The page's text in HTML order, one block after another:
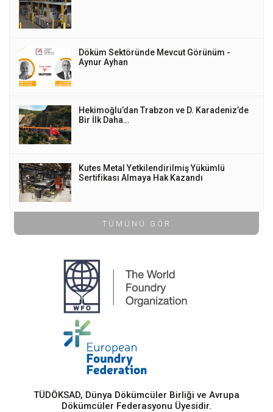
Döküm Sektöründe Mevcut Görünüm -
Aynur Ayhan
Hekimoğlu’dan Trabzon ve D. Karadeniz’de
Bir İlk Daha…
Kutes Metal Yetkilendirilmiş Yükümlü
Sertifikası Almaya Hak Kazandı
TÜMÜNÜ GÖR
TÜDÖKSAD, Dünya Dökümcüler Birliği ve Avrupa
Dökümcüler Federasyonu Üyesidir.